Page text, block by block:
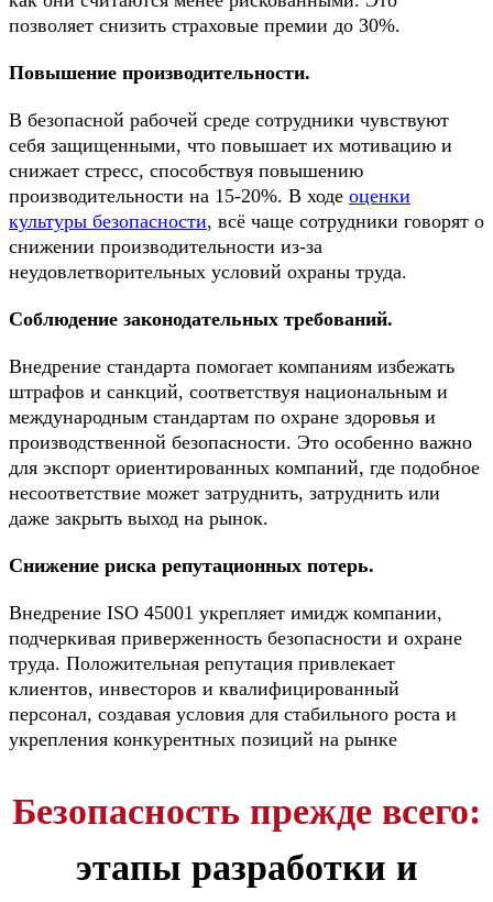
позволяет снизить страховые премии до 30%.
Повышение производительности.
В безопасной рабочей среде сотрудники чувствуют
себя защищенными, что повышает их мотивацию и
снижает стресс, способствуя повышению
производительности на 15-20%. В ходе оценки
культуры безопасности, всё чаще сотрудники говорят о
снижении производительности из-за
неудовлетворительных условий охраны труда.
Соблюдение законодательных требований.
Внедрение стандарта помогает компаниям избежать
штрафов и санкций, соответствуя национальным и
международным стандартам по охране здоровья и
производственной безопасности. Это особенно важно
для экспорт ориентированных компаний, где подобное
несоответствие может затруднить, затруднить или
даже закрыть выход на рынок.
Снижение риска репутационных потерь.
Внедрение ISO 45001 укрепляет имидж компании,
подчеркивая приверженность безопасности и охране
труда. Положительная репутация привлекает
клиентов, инвесторов и квалифицированный
персонал, создавая условия для стабильного роста и
укрепления конкурентных позиций на рынке
Безопасность прежде всего:
этапы разработки и